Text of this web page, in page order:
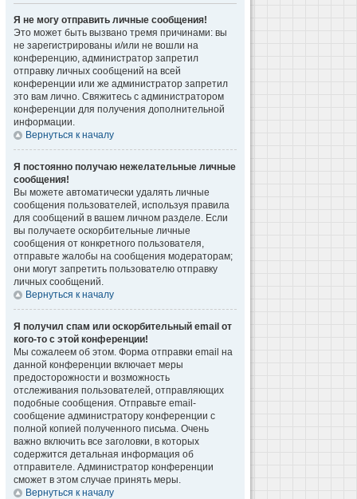
Я не могу отправить личные сообщения!
Это может быть вызвано тремя причинами: вы
не зарегистрированы и/или не вошли на
конференцию, администратор запретил
отправку личных сообщений на всей
конференции или же администратор запретил
это вам лично. Свяжитесь с администратором
конференции для получения дополнительной
информации.
Вернуться к началу
Я постоянно получаю нежелательные личные
сообщения!
Вы можете автоматически удалять личные
сообщения пользователей, используя правила
для сообщений в вашем личном разделе. Если
вы получаете оскорбительные личные
сообщения от конкретного пользователя,
отправьте жалобы на сообщения модераторам;
они могут запретить пользователю отправку
личных сообщений.
Вернуться к началу
Я получил спам или оскорбительный email от
кого-то с этой конференции!
Мы сожалеем об этом. Форма отправки email на
данной конференции включает меры
предосторожности и возможность
отслеживания пользователей, отправляющих
подобные сообщения. Отправьте email-
сообщение администратору конференции с
полной копией полученного письма. Очень
важно включить все заголовки, в которых
содержится детальная информация об
отправителе. Администратор конференции
сможет в этом случае принять меры.
Вернуться к началу